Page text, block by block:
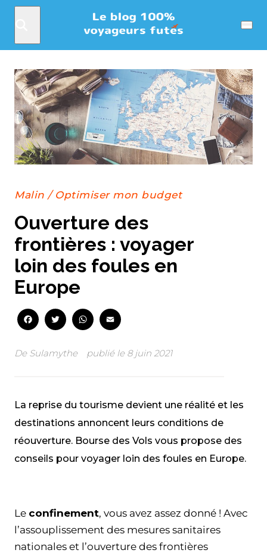
Menu
Malin / Optimiser mon budget
Ouverture des
frontières : voyager
loin des foules en
Europe
FacebookTwitterWhatsApp
De Sulamythe publié le 8 juin 2021
La reprise du tourisme devient une réalité et les
destinations annoncent leurs conditions de
réouverture. Bourse des Vols vous propose des
conseils pour voyager loin des foules en Europe.
Le confinement, vous avez assez donné ! Avec
l’assouplissement des mesures sanitaires
nationales et l’ouverture des frontières